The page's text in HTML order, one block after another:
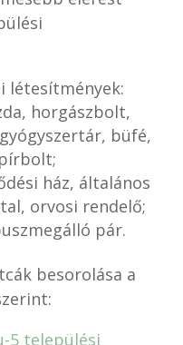
létesítmények:
horgászbolt,
büfé,
ház, általános
orvosi rendelő;
pár.
besorolása a
5 települési